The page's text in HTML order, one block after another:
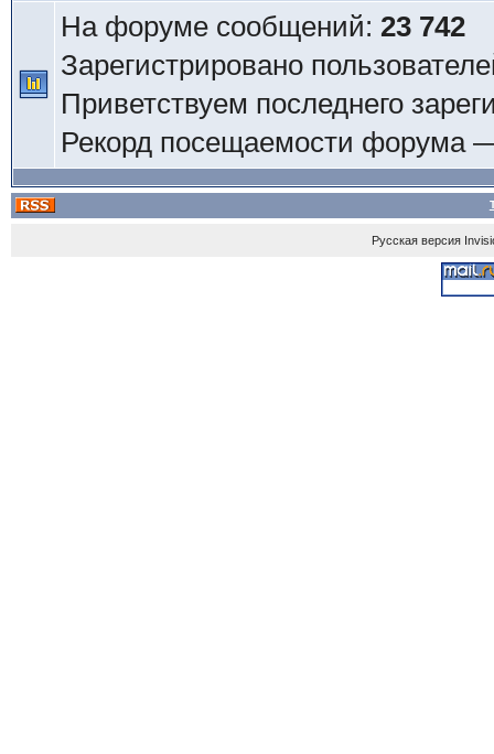
На форуме сообщений: 23 742
Зарегистрировано
Приветствуем последнего
Рекорд посещаемости форума
Русская версия